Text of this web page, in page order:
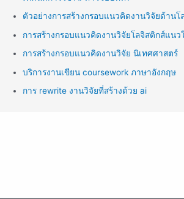
ตัวอย่างการสร้างกรอบแนวคิดงานวิจัยด้าน
การสร้างกรอบแนวคิดงานวิจัยโลจิสติกส์แนว
การสร้างกรอบแนวคิดงานวิจัย นิเทศศาสตร์
บริการงานเขียน coursework ภาษาอังกฤษ
การ rewrite งานวิจัยที่สร้างด้วย ai